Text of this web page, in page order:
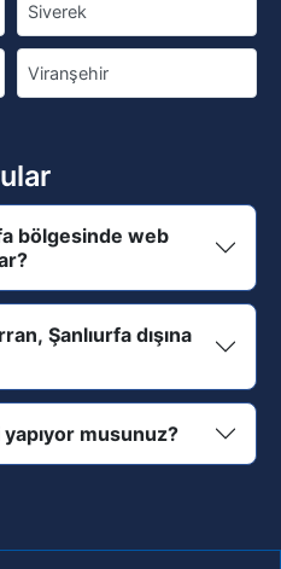
Siverek
Viranşehir
bölgesinde web
Şanlıurfa dışına
musunuz?